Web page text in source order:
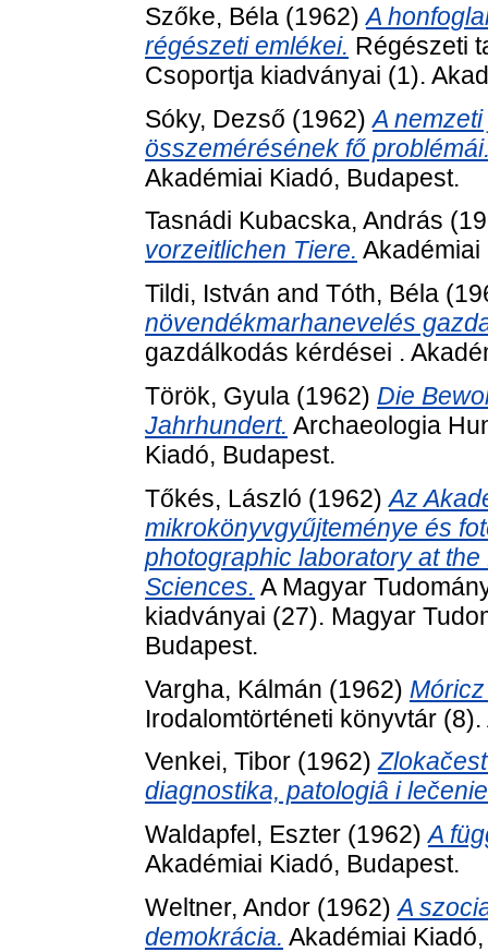
Szőke, Béla (1962)A
régészeti emlékei. Régészeti
Csoportja kiadványai (1).
Sóky, Dezső (1962)A
összemérésének fő
Akadémiai Kiadó, Budapest.
Tasnádi Kubacska, András
vorzeitlichen Tiere. Akadémiai
Tildi, István and Tóth, Béla
növendékmarhanevelés
gazdálkodás kérdései .
Török, Gyula (1962) Die
Jahrhundert. Archaeologia
Kiadó, Budapest.
Tőkés, László (1962)Az
mikrokönyvgyűjteménye és
photographic laboratory at
Sciences. A Magyar
kiadványai (27). Magyar
Budapest.
Vargha, Kálmán (1962)
Irodalomtörténeti könyvtár
Venkei, Tibor (1962)
diagnostika, patologiâ i
Waldapfel, Eszter (1962)A
Akadémiai Kiadó, Budapest.
Weltner, Andor (1962)A
demokrácia. Akadémiai